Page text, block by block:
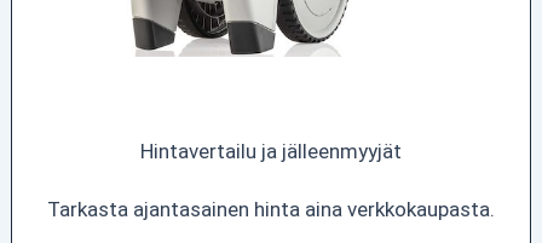
Hintavertailu ja jälleenmyyjät
Tarkasta ajantasainen hinta aina verkkokaupasta.